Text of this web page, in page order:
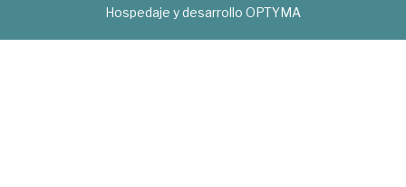
Hospedaje y desarrollo OPTYMA